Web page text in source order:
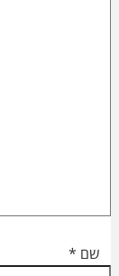
שם *